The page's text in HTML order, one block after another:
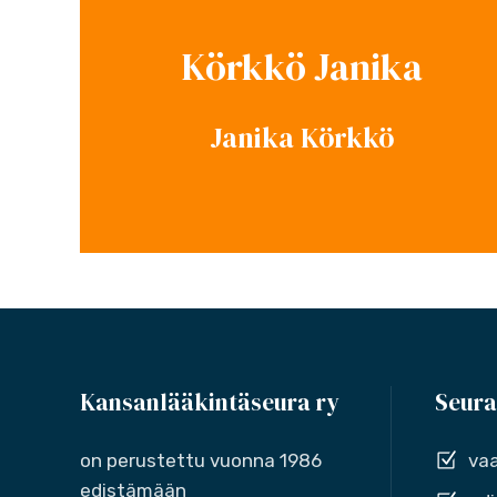
Körkkö Janika
Janika Körkkö
Kansanlääkintäseura ry
on perustettu vuonna 1986
edistämään